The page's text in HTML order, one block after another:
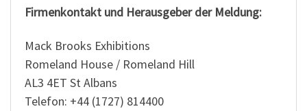
Firmenkontakt und Herausgeber der Meldung:
Mack Brooks Exhibitions
Romeland House / Romeland Hill
AL3 4ET St Albans
Telefon: +44 (1727) 814400